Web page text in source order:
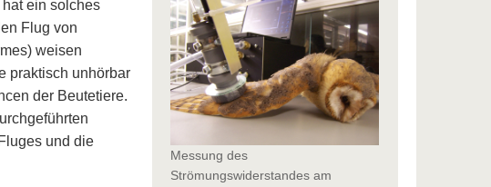
ein solches
Flug von
weisen
praktisch unhörbar
der Beutetiere.
und die
Messung des
Strömungswiderstandes am